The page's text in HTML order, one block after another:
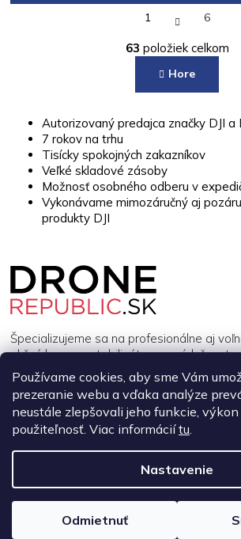
Používame cookies, aby sme Vám
prezeranie webu a vďaka analýze
neustále zlepšovali jeho funkcie, výkon
použiteľnosť. Viac informáciítu.
Nastavenie
Odmietnuť
v
l
á
d
c
e
r
v
S
t
á
k
o
n
e
1 6
63 položiek celkom
Hore
Autorizovaný predajca značky DJI a
7 rokov na trhu
Tisícky spokojných zakazníkov
Veľké skladové zásoby
Možnosť osobného odberu v
Vykonávame mimozáručný aj
produkty DJI
e
Špecializujeme sa na profesionálne aj
akčné kamery, stabilizátory a
INFORMÁCIE
Vytvoril Shoptet
Copyright 2026DroneRepublic.sk. Všetky
nastavenie cookies